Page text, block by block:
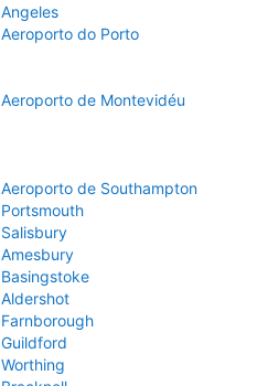
Angeles
Aeroporto do Porto
Aeroporto de Montevidéu
Aeroporto de Southampton
Portsmouth
Salisbury
Amesbury
Basingstoke
Aldershot
Farnborough
Guildford
Worthing